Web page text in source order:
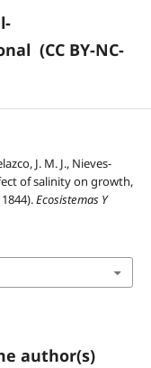
(CC BY-NC-
J. M. J., Nieves-
of salinity on growth,
Ecosistemas Y
author(s)